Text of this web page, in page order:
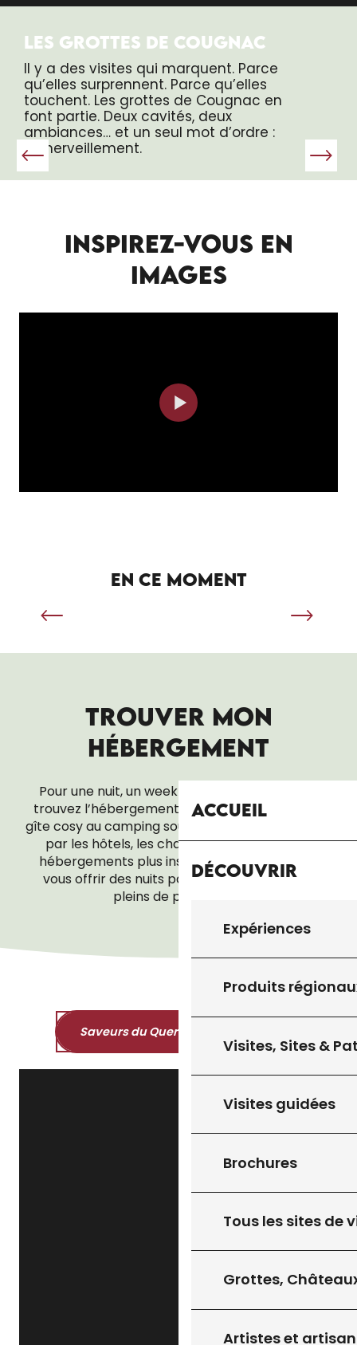
Accueil
Découvrir
Expériences
Produits
Visites, Sites &
Visites guidées
Brochures
Tous les sites de
Grottes,
Artistes et
LES GROTTES DE COUGNAC
Il y a des visites qui marquent. Parce
qu’elles surprennent. Parce qu’elles
touchent. Les grottes de Cougnac en
font partie. Deux cavités, deux
ambiances… et un seul mot d’ordre :
l’émerveillement.
INSPIREZ-VOUS EN
IMAGES
EN CE MOMENT
TROUVER MON
HÉBERGEMENT
Pour une nuit, un week-end ou tout un séjour,
trouvez l’hébergement qui vous ressemble. Du
gîte cosy au camping sous les étoiles, en passant
par les hôtels, les chambres d’hôtes ou les
hébergements plus insolites, tout est là pour
vous offrir des nuits paisibles… et des réveils
pleins de promesses.
CHAMBRES D’HÔTES
Saveurs du Quercy et du Périgord